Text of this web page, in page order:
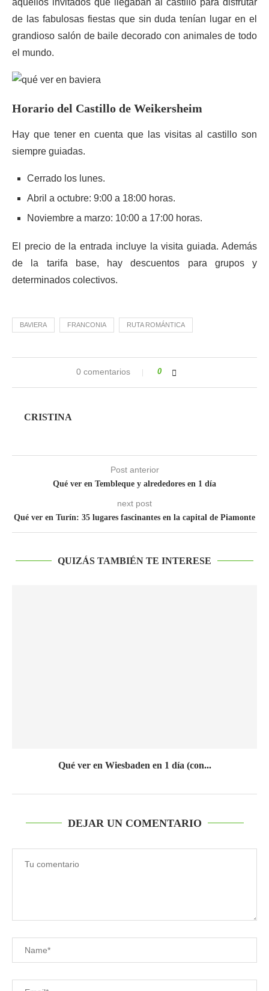
aquellos invitados que llegaban al castillo para disfrutar
de las fabulosas fiestas que sin duda tenían lugar en el
grandioso salón de baile decorado con animales de todo
el mundo.
Horario del Castillo de Weikersheim
Hay que tener en cuenta que las visitas al castillo son
siempre guiadas.
Cerrado los lunes.
Abril a octubre: 9:00 a 18:00 horas.
Noviembre a marzo: 10:00 a 17:00 horas.
El precio de la entrada incluye la visita guiada. Además
de la tarifa base, hay descuentos para grupos y
determinados colectivos.
BAVIERA FRANCONIA RUTA ROMÁNTICA
0 comentarios 0
CRISTINA
Post anterior
Qué ver en Tembleque y alrededores en 1 día
next post
Qué ver en Turín: 35 lugares fascinantes en la capital de Piamonte
QUIZÁS TAMBIÉN TE INTERESE
Qué ver en Wiesbaden en 1 día (con...
DEJAR UN COMENTARIO